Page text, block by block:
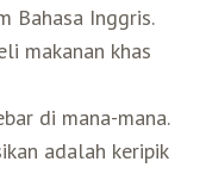
Bahasa Inggris.
makanan khas
di mana-mana.
adalah keripik